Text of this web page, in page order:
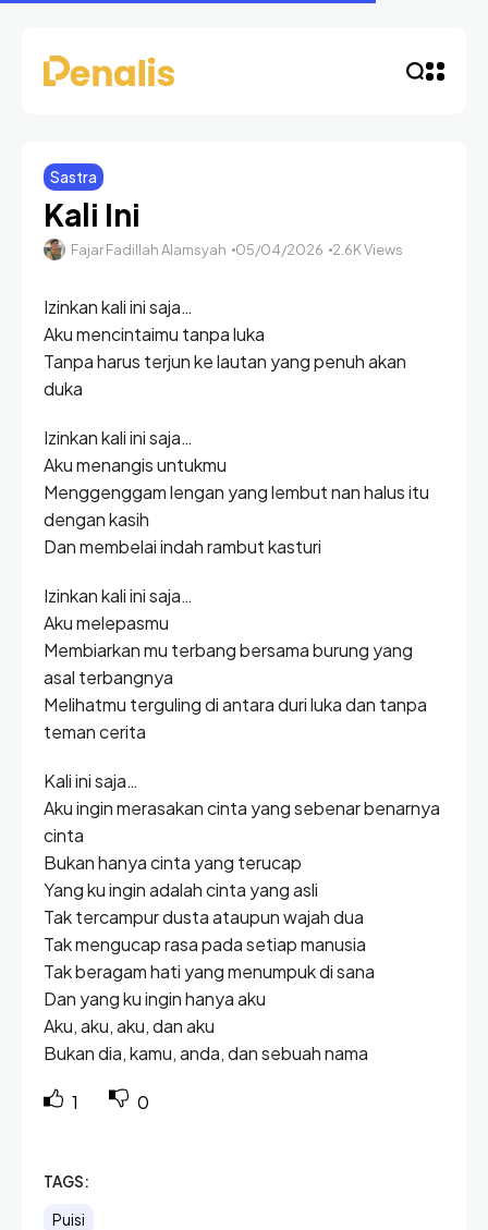
Sastra
Kali Ini
Fajar Fadillah Alamsyah 05/04/2026 2.6K Views
Izinkan kali ini saja…
Aku mencintaimu tanpa luka
Tanpa harus terjun ke lautan yang penuh akan
duka
Izinkan kali ini saja…
Aku menangis untukmu
Menggenggam lengan yang lembut nan halus itu
dengan kasih
Dan membelai indah rambut kasturi
Izinkan kali ini saja…
Aku melepasmu
Membiarkan mu terbang bersama burung yang
asal terbangnya
Melihatmu terguling di antara duri luka dan tanpa
teman cerita
Kali ini saja…
Aku ingin merasakan cinta yang sebenar benarnya
cinta
Bukan hanya cinta yang terucap
Yang ku ingin adalah cinta yang asli
Tak tercampur dusta ataupun wajah dua
Tak mengucap rasa pada setiap manusia
Tak beragam hati yang menumpuk di sana
Dan yang ku ingin hanya aku
Aku, aku, aku, dan aku
Bukan dia, kamu, anda, dan sebuah nama
1 0
TAGS:
Puisi